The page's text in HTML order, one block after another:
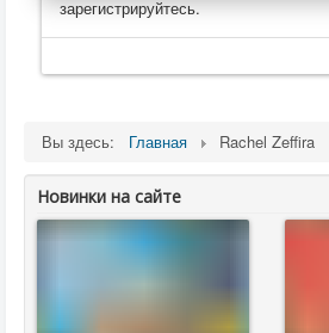
зарегистрируйтесь.
Вы здесь: Главная Rachel Zeffira
Новинки на сайте